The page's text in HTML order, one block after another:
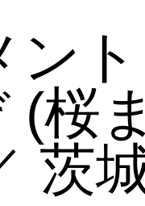
ン
(桜
茨